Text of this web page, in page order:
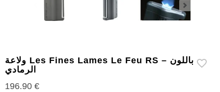
ولاعة Les Fines Lames Le Feu RS – باللون
الرمادي
196.90 €